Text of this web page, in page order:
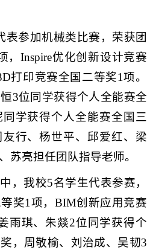
表参加机械类比赛，荣获团
，Inspire优化创新设计竞赛
打印竞赛全国二等奖1项。
3位同学获得个人全能赛全
学获得个人全能赛全国三
行、杨世平、邱爱红、梁
苏亮担任团队指导老师。
，我校5名学生代表参赛，
奖1项，BIM创新应用竞赛
雨琪、朱燚2位同学获得个
，周敬榆、刘治成、吴韧3